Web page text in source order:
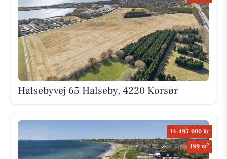
Halsebyvej 65 Halseby, 4220 Korsør
14.495.000 kr
189 m2